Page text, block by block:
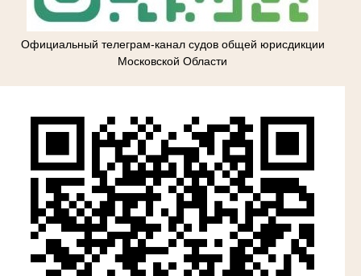
Официальный телеграм-канал судов общей юрисдикции
Московской Области